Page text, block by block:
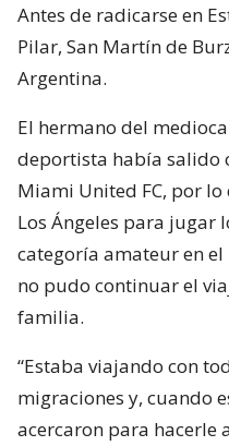
Antes de radicarse en
Pilar, San Martín de
Argentina.
El hermano del
deportista había salido
Miami United FC, por
Los Ángeles para jugar
categoría amateur en
no pudo continuar el
familia.
“Estaba viajando con
migraciones y, cuando
acercaron para hacerle